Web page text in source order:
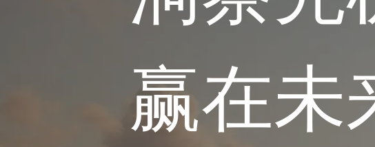
赢在未